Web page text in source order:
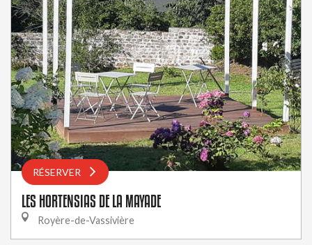
RÉSERVER
LES HORTENSIAS DE LA MAYADE
Royère-de-Vassivière